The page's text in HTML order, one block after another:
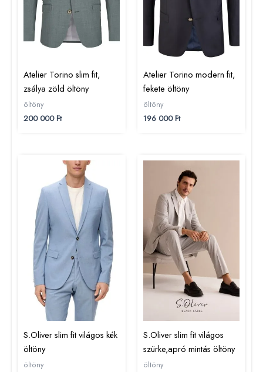
Atelier Torino slim fit,
zsálya zöld öltöny
öltöny
200 000Ft
Atelier Torino modern fit,
fekete öltöny
öltöny
196 000Ft
S.Oliver slim fit világos kék
öltöny
öltöny
S.Oliver slim fit világos
szürke,apró mintás öltöny
öltöny